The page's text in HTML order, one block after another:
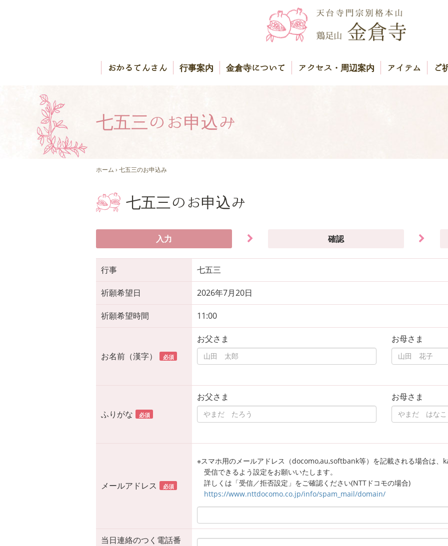
おかるてんさん 行事案内 金倉寺について アクセス・周辺案内 アイテム ご
七五三のお申込み
ホーム › 七五三のお申込み
七五三のお申込み
入力 確認
行事 七五三
祈願希望日 2026年7月20日
祈願希望時間 11:00
お名前（漢字） 必須
お父さま お母さま
ふりがな 必須
お父さま お母さま
メールアドレス 必須
※スマホ用のメールアドレス（docomo,au,softbank等）を記載される場合は
受信できるよう設定をお願いいたします。
詳しくは「受信／拒否設定」をご確認ください(NTTドコモの場合)
https://www.nttdocomo.co.jp/info/spam_mail/domain/
当日連絡のつく電話番